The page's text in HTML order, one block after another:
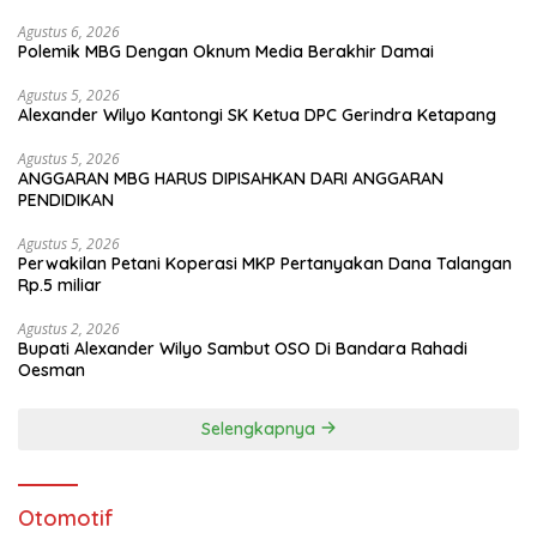
Agustus 6, 2026
Polemik MBG Dengan Oknum Media Berakhir Damai
Agustus 5, 2026
Alexander Wilyo Kantongi SK Ketua DPC Gerindra Ketapang
Agustus 5, 2026
ANGGARAN MBG HARUS DIPISAHKAN DARI ANGGARAN
PENDIDIKAN
Agustus 5, 2026
Perwakilan Petani Koperasi MKP Pertanyakan Dana Talangan
Rp.5 miliar
Agustus 2, 2026
Bupati Alexander Wilyo Sambut OSO Di Bandara Rahadi
Oesman
Selengkapnya
Otomotif